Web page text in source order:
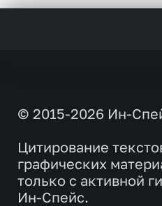
© 2015-2026 Ин-
Цитирование
графических
только с активной
Ин-Спейс.